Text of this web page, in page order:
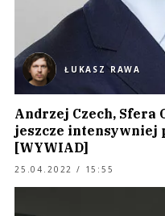
ŁUKASZ RAWA
Andrzej Czech, Sfera
jeszcze intensywniej
[WYWIAD]
25.04.2022 / 15:55